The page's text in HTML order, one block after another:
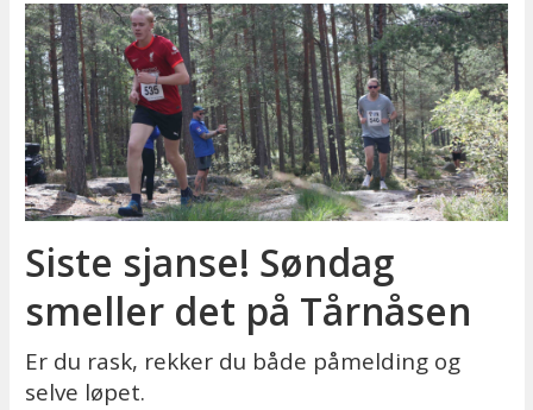
Siste sjanse! Søndag
smeller det på Tårnåsen
Er du rask, rekker du både påmelding og
selve løpet.